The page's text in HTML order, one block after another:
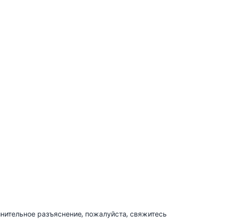
разъяснение, пожалуйста, свяжитесь